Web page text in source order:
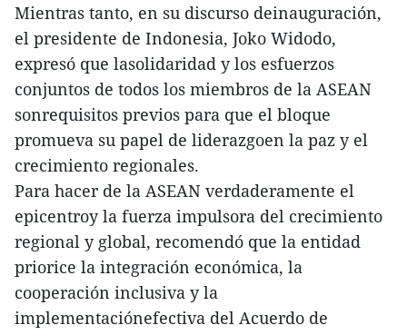
Mientras tanto, en su discurso deinauguración,
el presidente de Indonesia, Joko Widodo,
expresó que lasolidaridad y los esfuerzos
conjuntos de todos los miembros de la ASEAN
sonrequisitos previos para que el bloque
promueva su papel de liderazgoen la paz y el
crecimiento regionales.
Para hacer de la ASEAN verdaderamente el
epicentroy la fuerza impulsora del crecimiento
regional y global, recomendó que la entidad
priorice la integración económica, la
cooperación inclusiva y la
implementaciónefectiva del Acuerdo de